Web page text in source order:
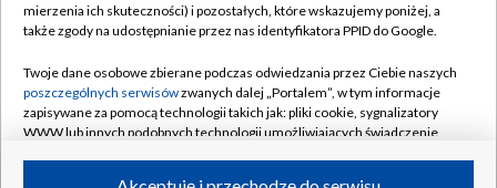
Naziemna Telewizja Cyfrowa
Rada Programowa
System NOS
Informacje o nadawcy
Pomoc
Kontakt
Kanały
mierzenia ich skuteczności) i pozostałych, które wskazujemy poniżej, a
także zgody na udostępnianie przez nas identyfikatora PPID do Google.
Twoje dane osobowe zbierane podczas odwiedzania przez Ciebie naszych
poszczególnych serwisówzwanych dalej „Portalem”, w tym informacje
zapisywane za pomocą technologii takich jak: pliki cookie, sygnalizatory
WWW lub innych podobnych technologii umożliwiających świadczenie